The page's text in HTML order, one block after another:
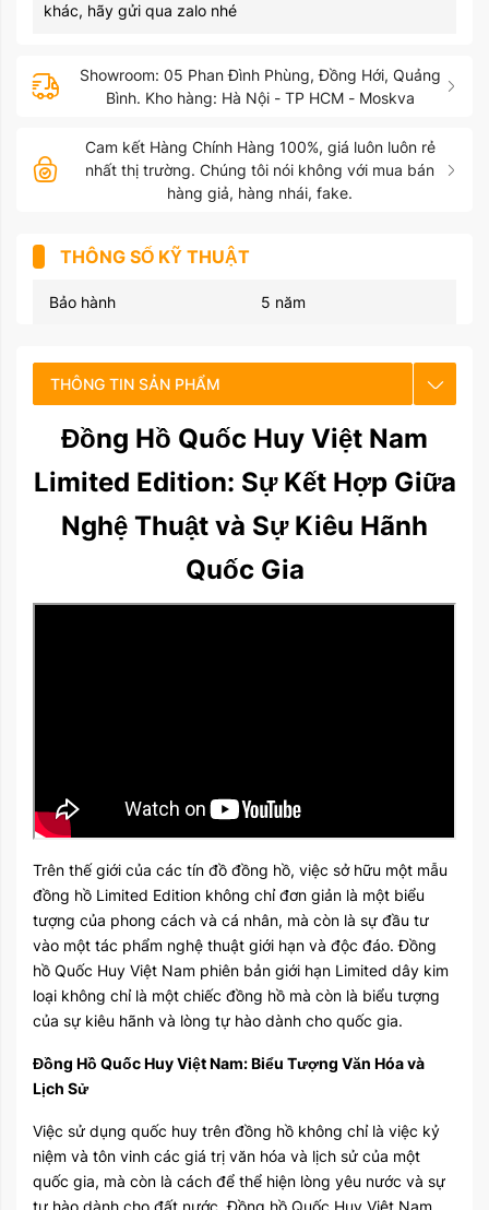
khác, hãy gửi qua zalo nhé
Showroom: 05 Phan Đình Phùng, Đồng Hới, Quảng
Bình. Kho hàng: Hà Nội - TP HCM - Moskva
Cam kết Hàng Chính Hàng 100%, giá luôn luôn rẻ
nhất thị trường. Chúng tôi nói không với mua bán
hàng giả, hàng nhái, fake.
THÔNG SỐ KỸ THUẬT
Bảo hành 5 năm
THÔNG TIN SẢN PHẨM
CHẾ ĐỘ BẢO HÀNH
HƯỚNG DẪN SỬ DỤNG
Đồng Hồ Quốc Huy Việt Nam
Limited Edition: Sự Kết Hợp Giữa
Nghệ Thuật và Sự Kiêu Hãnh
Quốc Gia
Trên thế giới của các tín đồ đồng hồ, việc sở hữu một mẫu
đồng hồ Limited Edition không chỉ đơn giản là một biểu
tượng của phong cách và cá nhân, mà còn là sự đầu tư
vào một tác phẩm nghệ thuật giới hạn và độc đáo. Đồng
hồ Quốc Huy Việt Nam phiên bản giới hạn Limited dây kim
loại không chỉ là một chiếc đồng hồ mà còn là biểu tượng
của sự kiêu hãnh và lòng tự hào dành cho quốc gia.
Đồng Hồ Quốc Huy Việt Nam: Biểu Tượng Văn Hóa và
Lịch Sử
Việc sử dụng quốc huy trên đồng hồ không chỉ là việc kỷ
niệm và tôn vinh các giá trị văn hóa và lịch sử của một
quốc gia, mà còn là cách để thể hiện lòng yêu nước và sự